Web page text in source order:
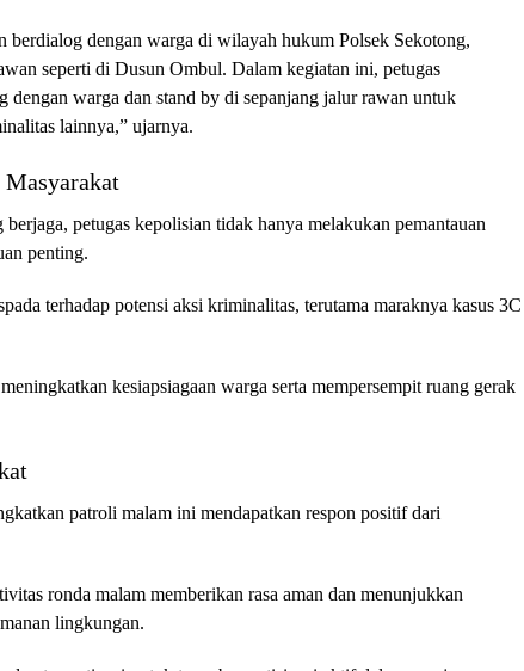
berdialog dengan warga di wilayah hukum Polsek Sekotong,
seperti di Dusun Ombul. Dalam kegiatan ini, petugas
warga dan stand by di sepanjang jalur rawan untuk
lainnya,” ujarnya.
Masyarakat
petugas kepolisian tidak hanya melakukan pemantauan
penting.
terhadap potensi aksi kriminalitas, terutama maraknya kasus 3C
kesiapsiagaan warga serta mempersempit ruang gerak
patroli malam ini mendapatkan respon positif dari
ronda malam memberikan rasa aman dan menunjukkan
lingkungan.